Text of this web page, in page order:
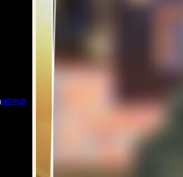
WORLD